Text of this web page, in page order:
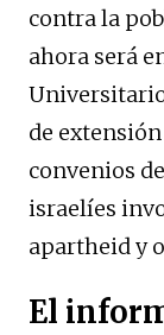
contra la
ahora será
de
convenios
israelíes
apartheid y
El